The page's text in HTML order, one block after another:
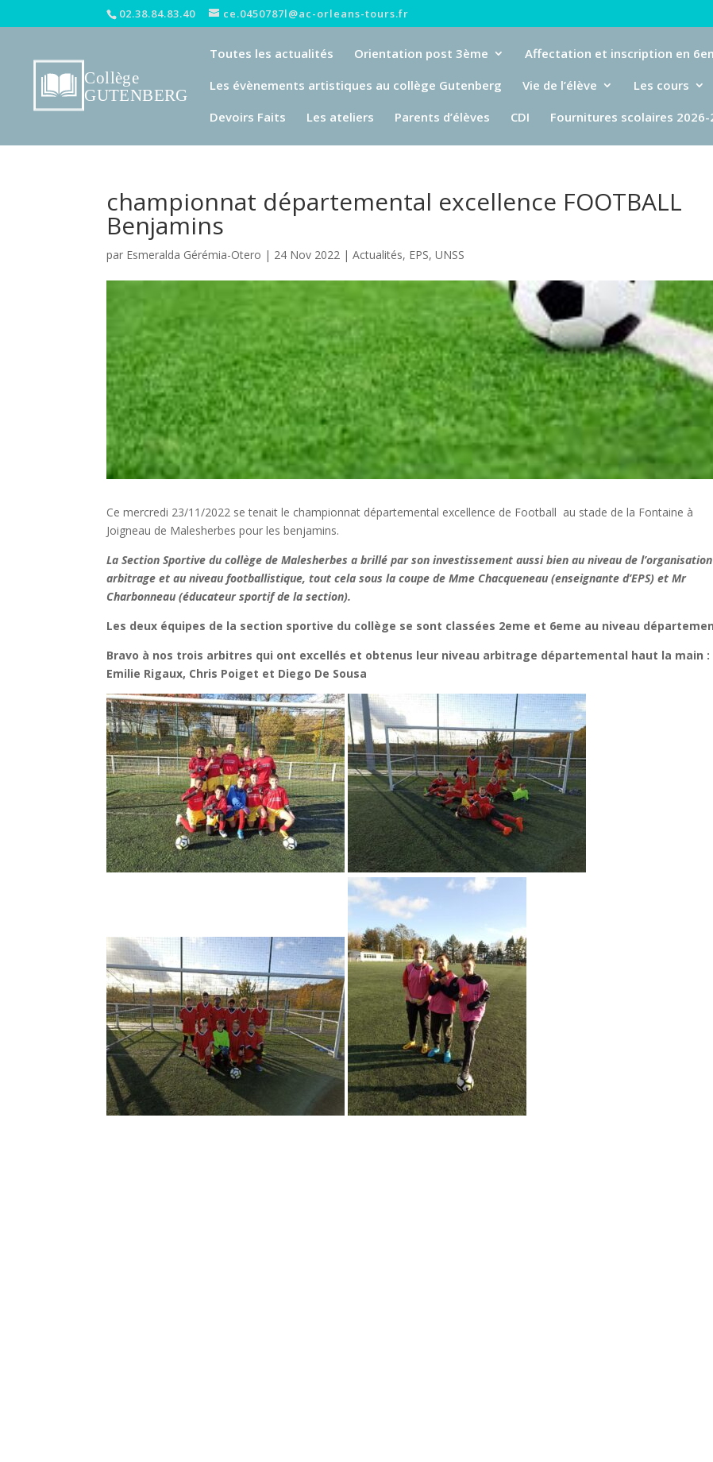
02.38.84.83.40 ce.0450787l@ac-orleans-tours.fr
Toutes les actualités Orientation post 3ème Affectation et inscription en
Les évènements artistiques au collège Gutenberg
Vie de l’élève Les cours
Devoirs Faits
Les ateliers Parents d’élèves CDI Fournitures scolaires 2026-
championnat départemental excellence FOOTBALL
Benjamins
par Esmeralda Gérémia-Otero | 24 Nov 2022 |Actualités, EPS,UNSS
Ce mercredi 23/11/2022 se tenait le championnat départemental excellence de Football au stade de la Fontaine à
Joigneau de Malesherbes pour les benjamins.
La Section Sportive du collège de Malesherbes a brillé par son investissement aussi bien au niveau de
arbitrage et au niveau footballistique, tout cela sous la coupe de Mme Chacqueneau (enseignante d’EPS) et Mr
Charbonneau (éducateur sportif de la section).
Les deux équipes de la section sportive du collège se sont classées 2eme et 6eme au niveau
Bravo à nos trois arbitres qui ont excellés et obtenus leur niveau arbitrage départemental haut la main :
Emilie Rigaux, Chris Poiget et Diego De Sousa